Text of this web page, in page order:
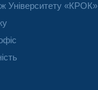
Університету «КРОК»